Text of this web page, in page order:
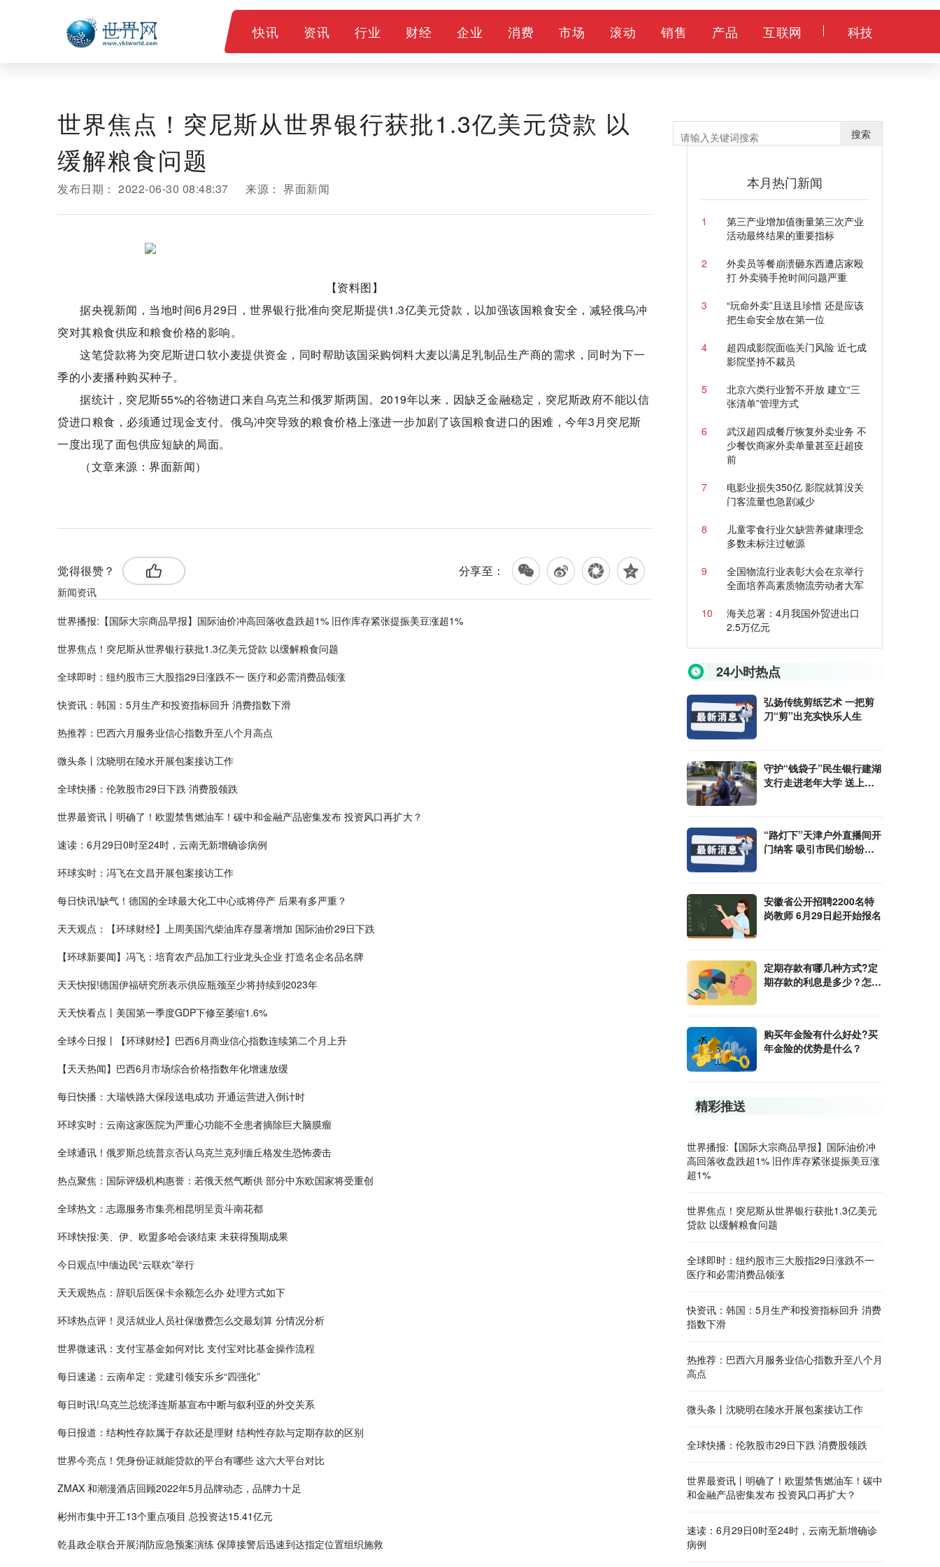
快讯 资讯 行业 财经 企业 消费 市场 滚动 销售 产品 互联网 科技
世界焦点！突尼斯从世界银行获批1.3亿美元贷款 以
缓解粮食问题
发布日期： 2022-06-30 08:48:37 来源： 界面新闻
【资料图】
据央视新闻，当地时间6月29日，世界银行批准向突尼斯提供1.3亿美元贷款，以加强该国粮食安全，减轻俄乌冲
突对其粮食供应和粮食价格的影响。
这笔贷款将为突尼斯进口软小麦提供资金，同时帮助该国采购饲料大麦以满足乳制品生产商的需求，同时为下一
季的小麦播种购买种子。
据统计，突尼斯55%的谷物进口来自乌克兰和俄罗斯两国。2019年以来，因缺乏金融稳定，突尼斯政府不能以信
贷进口粮食，必须通过现金支付。俄乌冲突导致的粮食价格上涨进一步加剧了该国粮食进口的困难，今年3月突尼斯
一度出现了面包供应短缺的局面。
（文章来源：界面新闻）
觉得很赞？ 分享至：
新闻资讯
世界播报:【国际大宗商品早报】国际油价冲高回落收盘跌超1% 旧作库存紧张提振美豆涨超1%
世界焦点！突尼斯从世界银行获批1.3亿美元贷款 以缓解粮食问题
全球即时：纽约股市三大股指29日涨跌不一 医疗和必需消费品领涨
快资讯：韩国：5月生产和投资指标回升 消费指数下滑
热推荐：巴西六月服务业信心指数升至八个月高点
微头条丨沈晓明在陵水开展包案接访工作
全球快播：伦敦股市29日下跌 消费股领跌
世界最资讯丨明确了！欧盟禁售燃油车！碳中和金融产品密集发布 投资风口再扩大？
速读：6月29日0时至24时，云南无新增确诊病例
环球实时：冯飞在文昌开展包案接访工作
每日快讯!缺气！德国的全球最大化工中心或将停产 后果有多严重？
天天观点：【环球财经】上周美国汽柴油库存显著增加 国际油价29日下跌
【环球新要闻】冯飞：培育农产品加工行业龙头企业 打造名企名品名牌
天天快报!德国伊福研究所表示供应瓶颈至少将持续到2023年
天天快看点丨美国第一季度GDP下修至萎缩1.6%
全球今日报丨【环球财经】巴西6月商业信心指数连续第二个月上升
【天天热闻】巴西6月市场综合价格指数年化增速放缓
每日快播：大瑞铁路大保段送电成功 开通运营进入倒计时
环球实时：云南这家医院为严重心功能不全患者摘除巨大脑膜瘤
全球通讯！俄罗斯总统普京否认乌克兰克列缅丘格发生恐怖袭击
热点聚焦：国际评级机构惠誉：若俄天然气断供 部分中东欧国家将受重创
全球热文：志愿服务市集亮相昆明呈贡斗南花都
环球快报:美、伊、欧盟多哈会谈结束 未获得预期成果
今日观点!中缅边民“云联欢”举行
天天观热点：辞职后医保卡余额怎么办 处理方式如下
环球热点评！灵活就业人员社保缴费怎么交最划算 分情况分析
世界微速讯：支付宝基金如何对比 支付宝对比基金操作流程
每日速递：云南牟定：党建引领安乐乡“四强化”
每日时讯!乌克兰总统泽连斯基宣布中断与叙利亚的外交关系
每日报道：结构性存款属于存款还是理财 结构性存款与定期存款的区别
世界今亮点！凭身份证就能贷款的平台有哪些 这六大平台对比
ZMAX 和潮漫酒店回顾2022年5月品牌动态，品牌力十足
彬州市集中开工13个重点项目 总投资达15.41亿元
乾县政企联合开展消防应急预案演练 保障接警后迅速到达指定位置组织施救
搜索
本月热门新闻
1
第三产业增加值衡量第三次产业
活动最终结果的重要指标
2
外卖员等餐崩溃砸东西遭店家殴
打 外卖骑手抢时间问题严重
3
“玩命外卖”且送且珍惜 还是应该
把生命安全放在第一位
4
超四成影院面临关门风险 近七成
影院坚持不裁员
5
北京六类行业暂不开放 建立“三
张清单”管理方式
6
武汉超四成餐厅恢复外卖业务 不
少餐饮商家外卖单量甚至赶超疫
前
7
电影业损失350亿 影院就算没关
门客流量也急剧减少
8
儿童零食行业欠缺营养健康理念
多数未标注过敏源
9
全国物流行业表彰大会在京举行
全面培养高素质物流劳动者大军
10
海关总署：4月我国外贸进出口
2.5万亿元
24小时热点
弘扬传统剪纸艺术 一把剪
刀“剪”出充实快乐人生
守护“钱袋子”民生银行建湖
支行走进老年大学 送上了
“路灯下”天津户外直播间开
门纳客 吸引市民们纷纷驻
安徽省公开招聘2200名特
岗教师 6月29日起开始报名
定期存款有哪几种方式?定
期存款的利息是多少？怎么
购买年金险有什么好处?买
年金险的优势是什么？
精彩推送
世界播报:【国际大宗商品早报】国际油价冲
高回落收盘跌超1% 旧作库存紧张提振美豆涨
超1%
世界焦点！突尼斯从世界银行获批1.3亿美元
贷款 以缓解粮食问题
全球即时：纽约股市三大股指29日涨跌不一
医疗和必需消费品领涨
快资讯：韩国：5月生产和投资指标回升 消费
指数下滑
热推荐：巴西六月服务业信心指数升至八个月
高点
微头条丨沈晓明在陵水开展包案接访工作
全球快播：伦敦股市29日下跌 消费股领跌
世界最资讯丨明确了！欧盟禁售燃油车！碳中
和金融产品密集发布 投资风口再扩大？
速读：6月29日0时至24时，云南无新增确诊
病例